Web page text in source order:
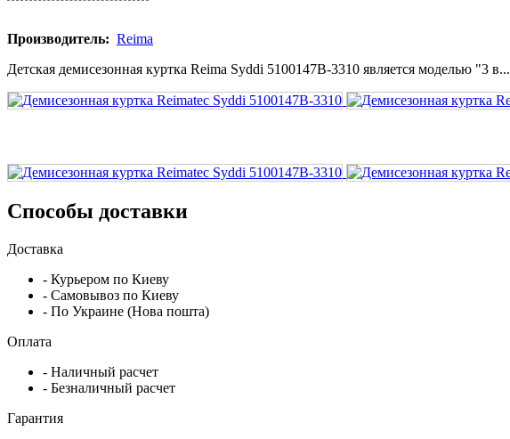
Производитель: Reima
Детская демисезонная куртка Reima Syddi 5100147B-3310 является моделью "3 в...
Способы доставки
Доставка
- Курьером по Киеву
- Самовывоз по Киеву
- По Украине (Нова пошта)
Оплата
- Наличный расчет
- Безналичный расчет
Гарантия